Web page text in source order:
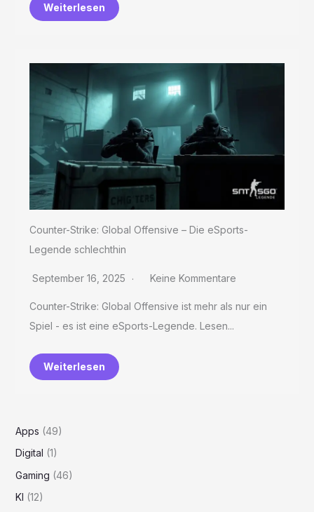
Weiterlesen
Counter-Strike: Global Offensive – Die eSports-
Legende schlechthin
September 16, 2025 Keine Kommentare
Counter-Strike: Global Offensive ist mehr als nur ein
Spiel - es ist eine eSports-Legende. Lesen...
Weiterlesen
Apps (49)
Digital (1)
Gaming (46)
KI (12)